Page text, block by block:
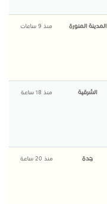
المدينة المنورة منذ 9 ساعات
الشرقية منذ 18 ساعة
جدة منذ 20 ساعة